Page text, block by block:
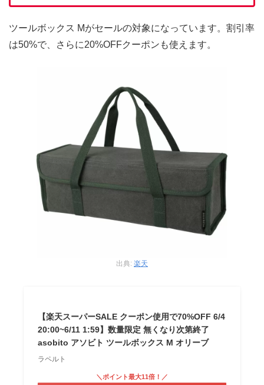
ツールボックス Mがセールの対象になっています。割引率
は50%で、さらに20%OFFクーポンも使えます。
出典: 楽天
【楽天スーパーSALE クーポン使用で70%OFF 6/4
20:00~6/11 1:59】数量限定 無くなり次第終了
asobito アソビト ツールボックス M オリーブ
ラペルト
＼ポイント最大11倍！／